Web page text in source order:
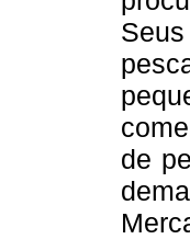
de